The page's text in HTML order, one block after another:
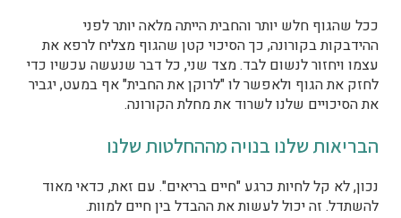
ככל שהגוף חלש יותר והחבית הייתה מלאה יותר לפני
ההידבקות בקורונה, כך הסיכוי קטן שהגוף מצליח לרפא את
עצמו ויחזור לנשום לבד. מצד שני, כל דבר שנעשה עכשיו כדי
לחזק את הגוף ולאפשר לו "לרוקן את החבית" אף במעט, יגביר
את הסיכויים שלנו לשרוד את מחלת הקורונה.
הבריאות שלנו בנויה מההחלטות שלנו
נכון, לא קל לחיות כרגע "חיים בריאים". עם זאת, כדאי מאוד
להשתדל. זה יכול לעשות את ההבדל בין חיים למוות.